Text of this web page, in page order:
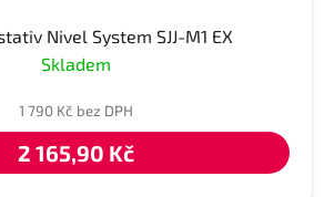
Nivel System SJJ-M1 EX
Skladem
1 790 Kč bez DPH
2 165,90 Kč